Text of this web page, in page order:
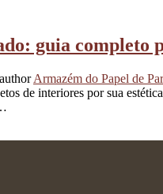
guia
Armazém do Papel de
de interiores por sua